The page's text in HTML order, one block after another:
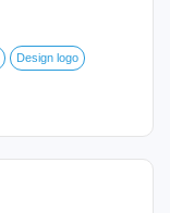
Design logo